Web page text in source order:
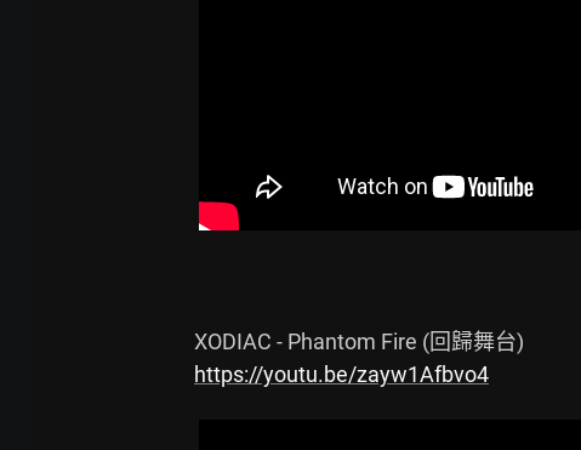
https://youtu.be/zayw1Afbvo4